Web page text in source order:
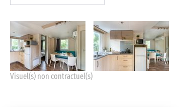
Visuel(s) non contractuel(s)